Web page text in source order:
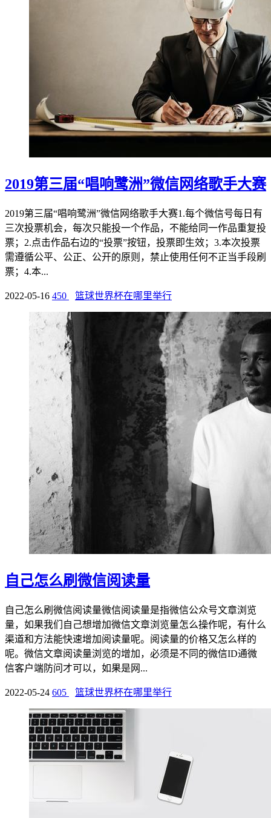
2019第三届“唱响鹭洲”微信网络歌手大赛
2019第三届“唱响鹭洲”微信网络歌手大赛1.每个微信号每日有
三次投票机会，每次只能投一个作品，不能给同一作品重复投
票；2.点击作品右边的“投票”按钮，投票即生效；3.本次投票
需遵循公平、公正、公开的原则，禁止使用任何不正当手段刷
票；4.本...
2022-05-16 450 篮球世界杯在哪里举行
自己怎么刷微信阅读量
自己怎么刷微信阅读量微信阅读量是指微信公众号文章浏览
量，如果我们自己想增加微信文章浏览量怎么操作呢，有什么
渠道和方法能快速增加阅读量呢。阅读量的价格又怎么样的
呢。微信文章阅读量浏览的增加，必须是不同的微信ID通微
信客户端防问才可以，如果是网...
2022-05-24 605 篮球世界杯在哪里举行